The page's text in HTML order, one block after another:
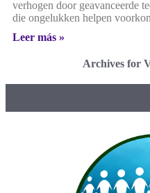
verhogen door geavanceerde
die ongelukken helpen
Leer más »
Archives for